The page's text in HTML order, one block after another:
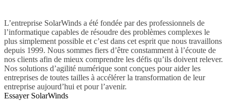
L’entreprise SolarWinds a été fondée par des professionnels de
l’informatique capables de résoudre des problèmes complexes le
plus simplement possible et c’est dans cet esprit que nous travaillons
depuis 1999. Nous sommes fiers d’être constamment à l’écoute de
nos clients afin de mieux comprendre les défis qu’ils doivent relever.
Nos solutions d’agilité numérique sont conçues pour aider les
entreprises de toutes tailles à accélérer la transformation de leur
entreprise aujourd’hui et pour l’avenir.
Essayer SolarWinds